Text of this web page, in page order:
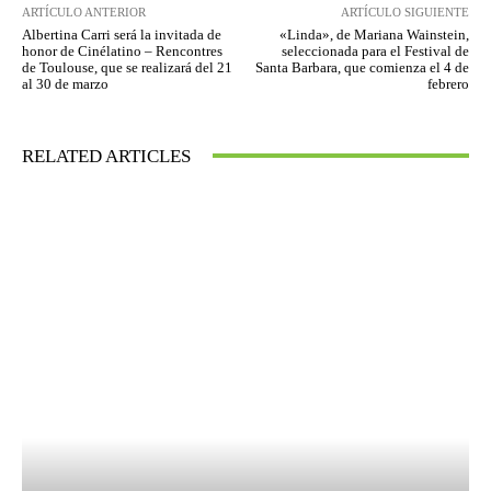
ARTÍCULO ANTERIOR
Albertina Carri será la invitada de
honor de Cinélatino – Rencontres
de Toulouse, que se realizará del 21
al 30 de marzo
ARTÍCULO SIGUIENTE
«Linda», de Mariana Wainstein,
seleccionada para el Festival de
Santa Barbara, que comienza el 4 de
febrero
RELATED ARTICLES